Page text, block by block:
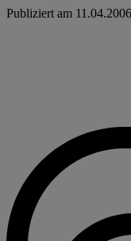
Publiziert am